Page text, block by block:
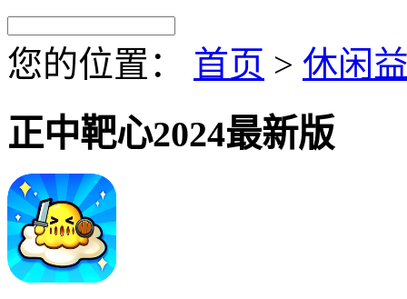
您的位置： 首页 > 休闲
正中靶心2024最新版